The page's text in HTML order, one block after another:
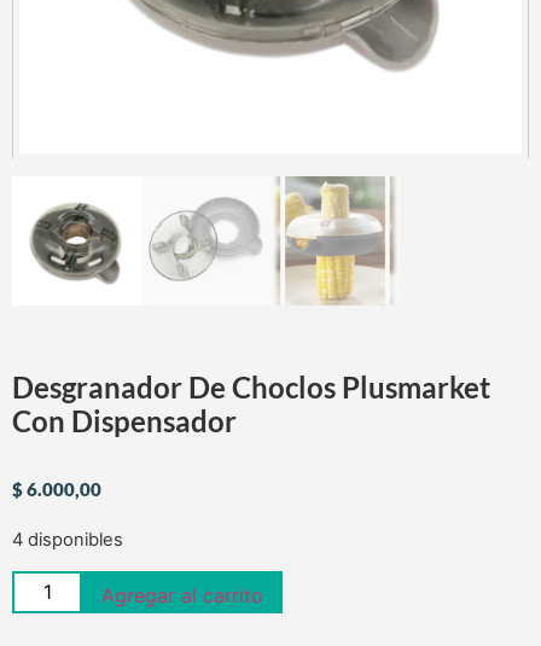
Desgranador De Choclos Plusmarket
Con Dispensador
$6.000,00
4 disponibles
Agregar al carrito